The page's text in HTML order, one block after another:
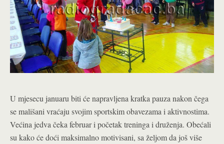
U mjesecu januaru biti će napravljena kratka pauza nakon čega
se mališani vraćaju svojim sportskim obavezama i aktivnostima.
Većina jedva čeka februar i početak treninga i druženja. Obećali
su kako će doći maksimalno motivisani, sa željom da još više